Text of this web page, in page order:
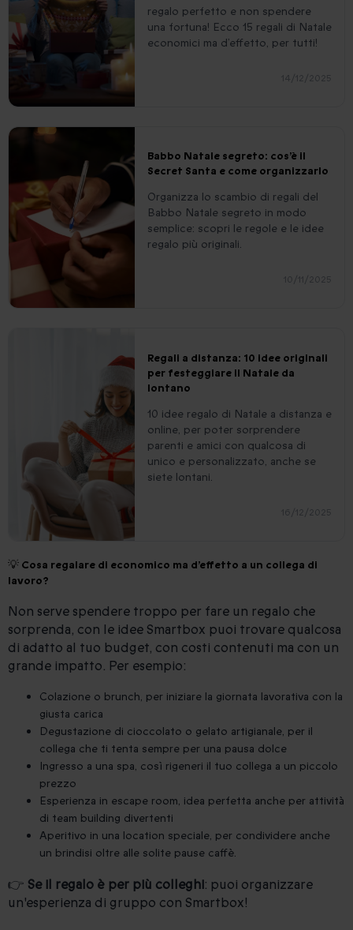
regalo perfetto e non spendere
una fortuna! Ecco 15 regali di Natale
economici ma d’effetto, per tutti!
14/12/2025
Babbo Natale segreto: cos’è il
Secret Santa e come organizzarlo
Organizza lo scambio di regali del
Babbo Natale segreto in modo
semplice: scopri le regole e le idee
regalo più originali.
10/11/2025
Regali a distanza: 10 idee originali
per festeggiare il Natale da
lontano
10 idee regalo di Natale a distanza e
online, per poter sorprendere
parenti e amici con qualcosa di
unico e personalizzato, anche se
siete lontani.
16/12/2025
💡 Cosa regalare di economico ma d’effetto a un collega di
lavoro?
Non serve spendere troppo per fare un regalo che
sorprenda, con le idee Smartbox puoi trovare qualcosa
di adatto al tuo budget, con costi contenuti ma con un
grande impatto. Per esempio:
Colazione o brunch, per iniziare la giornata lavorativa con la
giusta carica
Degustazione di cioccolato o gelato artigianale, per il
collega che ti tenta sempre per una pausa dolce
Ingresso a una spa, così rigeneri il tuo collega a un piccolo
prezzo
Esperienza in escape room, idea perfetta anche per attività
di team building divertenti
Aperitivo in una location speciale, per condividere anche
un brindisi oltre alle solite pause caffè.
👉 Se il regalo è per più colleghi: puoi organizzare
un'esperienza di gruppo con Smartbox!